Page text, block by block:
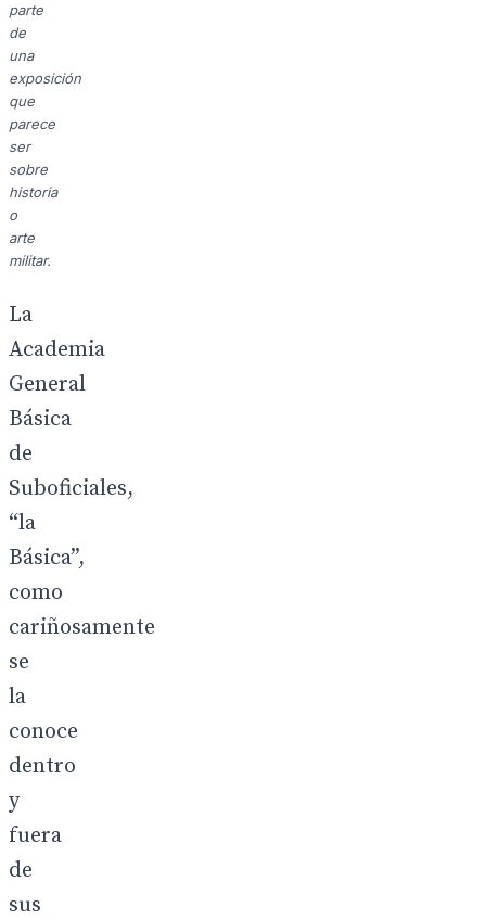
parte
de
una
exposición
que
parece
ser
sobre
historia
o
arte
militar.
La
Academia
General
Básica
de
Suboficiales,
“la
Básica”,
como
cariñosamente
se
la
conoce
dentro
y
fuera
de
sus